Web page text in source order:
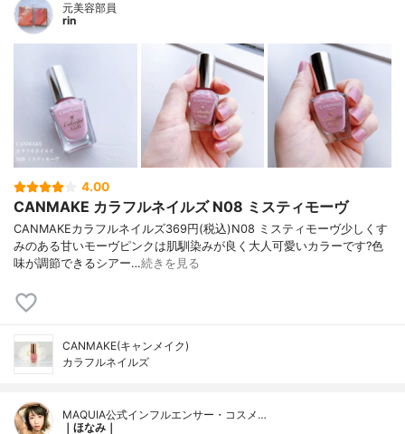
元美容部員
rin
4.00
CANMAKE カラフルネイルズ N08 ミスティモーヴ
CANMAKEカラフルネイルズ369円(税込)N08 ミスティモーヴ少しくす
みのある甘いモーヴピンクは肌馴染みが良く大人可愛いカラーです?色
味が調節できるシアー…続きを見る
CANMAKE(キャンメイク)
カラフルネイルズ
MAQUIA公式インフルエンサー・コスメ…
｜ほなみ｜